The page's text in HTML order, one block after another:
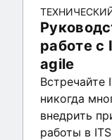
работе с
agile
Встречайте
никогда
внедрить
работы в